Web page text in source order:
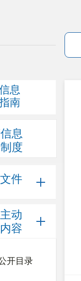
息
南
息
度
件
动
容
开目录